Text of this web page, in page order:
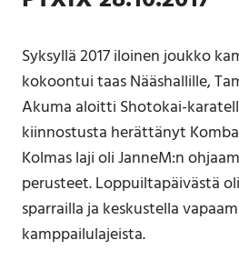
Syksyllä 2017 iloinen joukko
kokoontui taas Nääshallille,
Akuma aloitti Shotokai-
kiinnostusta herättänyt
Kolmas laji oli JanneM:n
perusteet. Loppuiltapäivästä
sparrailla ja keskustella
kamppailulajeista.